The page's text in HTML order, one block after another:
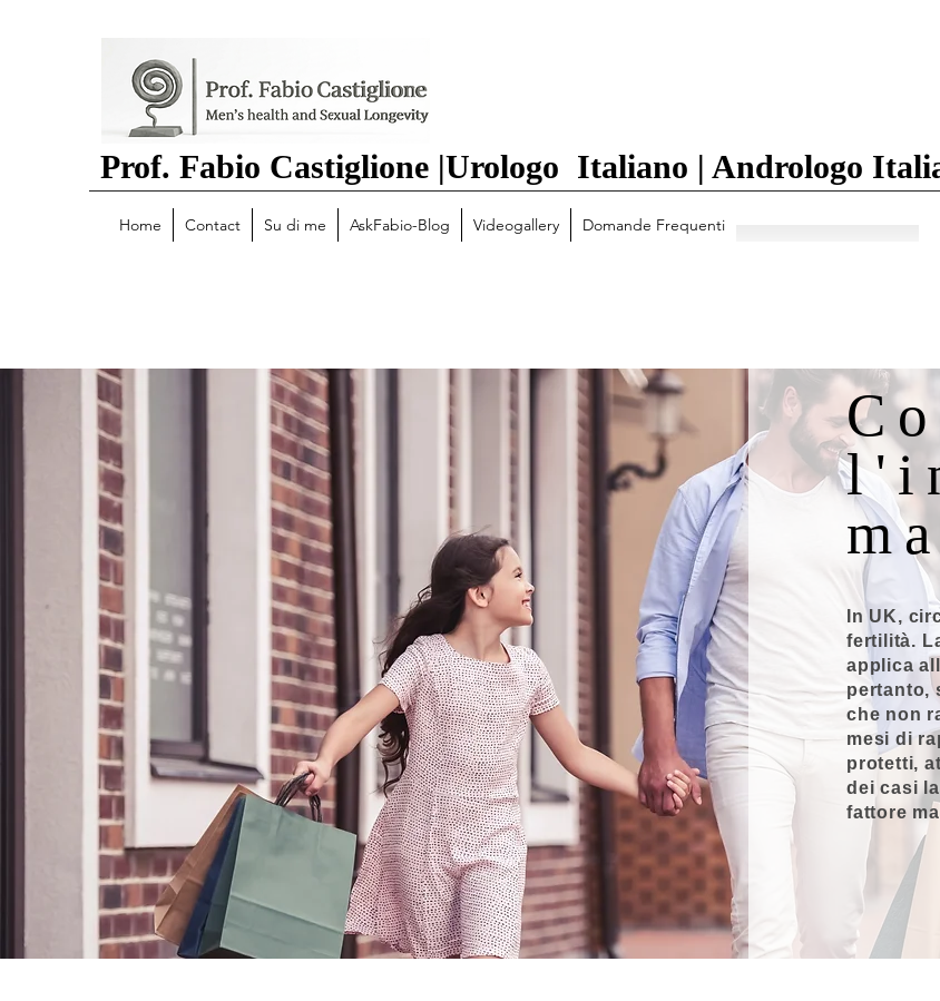
Prof. Fabio Castiglione |Urologo Italiano | Andrologo
Home Contact Su di me AskFabio-Blog Videogallery Domande Frequenti
In UK,
fertilità.
applica
pertanto,
che non
mesi di
protetti,
dei casi
fattore